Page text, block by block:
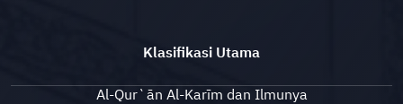
Klasifikasi Utama
Al-Qur`ān Al-Karīm dan Ilmunya